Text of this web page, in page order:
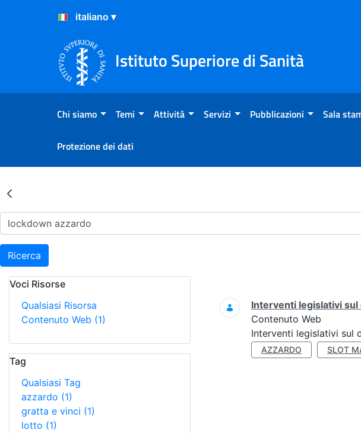
Salta al Contenuto
Salta al Footer
Istituto Superiore di Sanità
Chi siamo Temi Attività Servizi Pubblicazioni Sala
Protezione dei dati
Risultati della Ricerca - Archivio
Ricerca
Voci Risorse
Qualsiasi Risorsa
Contenuto Web (1)
Tag
Qualsiasi Tag
azzardo (1)
gratta e vinci (1)
lotto (1)
Ricerca
Interventi legislativi
Contenuto Web
Interventi legislativi sul
AZZARDO SLOT